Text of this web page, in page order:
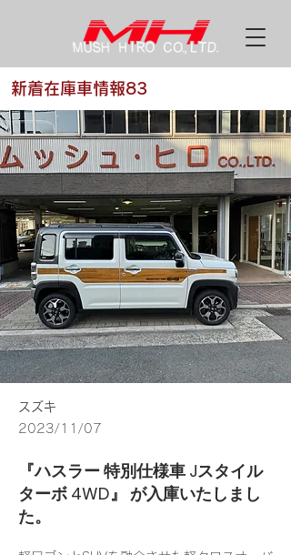
新着在庫車情報83
スズキ
2023/11/07
『ハスラー 特別仕様車 Jスタイル
ターボ 4WD』 が入庫いたしまし
た。